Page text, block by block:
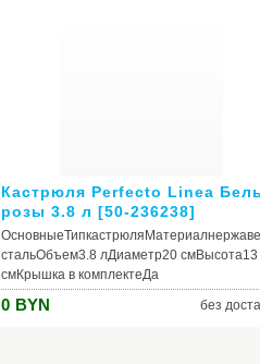
Кастрюля Perfecto Linea
розы 3.8 л [50-236238]
стальОбъем3.8 лДиаметр20 смВысота13
смКрышка в комплектеДа
стекляннаяЦветбелый Особенности
конструкцииВнутреннее
0 BYN без